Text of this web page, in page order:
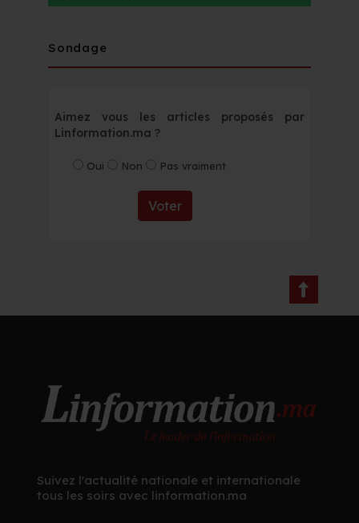
Sondage
Aimez vous les articles proposés par
Linformation.ma ?
Oui Non Pas vraiment
Voter
Suivez l'actualité nationale et internationale
tous les soirs avec linformation.ma